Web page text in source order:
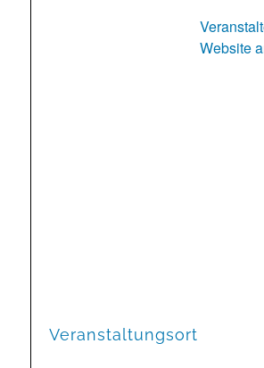
Website
Veranstaltungsort